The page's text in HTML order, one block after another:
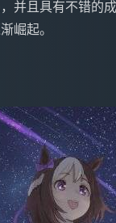
并且具有不错的